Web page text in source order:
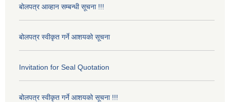
बोलपत्र आव्हान सम्बन्धी सूचना !!!
बोलपत्र स्वीकृत गर्ने आशयको सूचना
Invitation for Seal Quotation
बोलपत्र स्वीकृत गर्ने आशयको सूचना !!!